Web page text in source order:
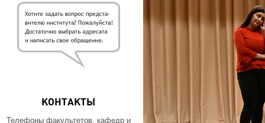
КОНТАКТЫ
Телефоны факультетов, кафедр и